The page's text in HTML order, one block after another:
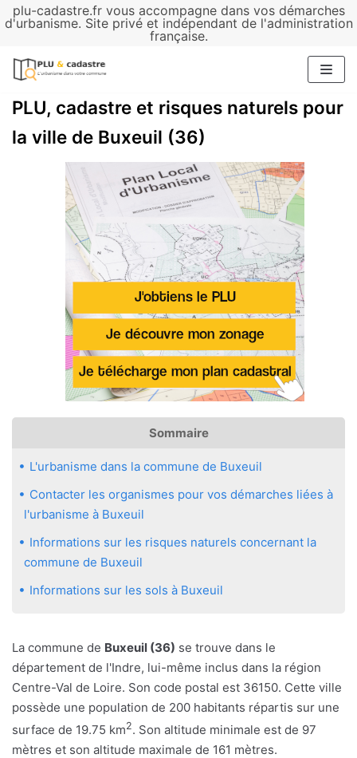
plu-cadastre.fr vous accompagne dans vos démarches
d'urbanisme. Site privé et indépendant de l'administration
française.
Aller
contenu
PLU, cadastre et risques naturels pour
la ville de Buxeuil (36)
Sommaire
L'urbanisme dans la commune de Buxeuil
Contacter les organismes pour vos démarches liées à
l'urbanisme à Buxeuil
Informations sur les risques naturels concernant la
commune de Buxeuil
Informations sur les sols à Buxeuil
La commune de Buxeuil (36) se trouve dans le
département de l'Indre, lui-même inclus dans la région
Centre-Val de Loire. Son code postal est 36150. Cette ville
possède une population de 200 habitants répartis sur une
surface de 19.75 km2. Son altitude minimale est de 97
mètres et son altitude maximale de 161 mètres.